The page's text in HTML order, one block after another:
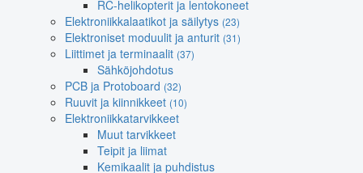
RC-helikopterit ja lentokoneet
Elektroniikkalaatikot ja säilytys (23)
Elektroniset moduulit ja anturit (31)
Liittimet ja terminaalit (37)
Sähköjohdotus
PCB ja Protoboard (32)
Ruuvit ja kiinnikkeet (10)
Elektroniikkatarvikkeet
Muut tarvikkeet
Teipit ja liimat
Kemikaalit ja puhdistus